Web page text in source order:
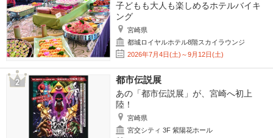
子どもも大人も楽しめるホテルバイキ
ング
宮崎県
都城ロイヤルホテル8階スカイラウンジ
2026年7月4日(土)～9月12日(土)
都市伝説展
あの「都市伝説展」が、宮崎へ初上
陸！
宮崎県
宮交シティ 3F 紫陽花ホール